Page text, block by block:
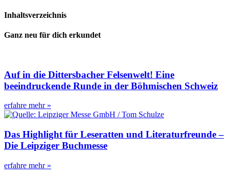
Inhaltsverzeichnis
Ganz neu für dich erkundet
Auf in die Dittersbacher Felsenwelt! Eine
beeindruckende Runde in der Böhmischen Schweiz
erfahre mehr »
Das Highlight für Leseratten und Literaturfreunde –
Die Leipziger Buchmesse
erfahre mehr »